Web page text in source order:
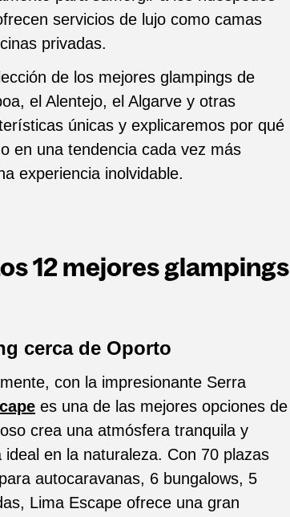
servicios de lujo como camas
privadas.
de los mejores glampings de
el Alentejo, el Algarve y otras
únicas y explicaremos por qué
en una tendencia cada vez más
experiencia inolvidable.
12 mejores glampings
cerca de Oporto
con la impresionante Serra
es una de las mejores opciones de
crea una atmósfera tranquila y
en la naturaleza. Con 70 plazas
autocaravanas, 6 bungalows, 5
Lima Escape ofrece una gran